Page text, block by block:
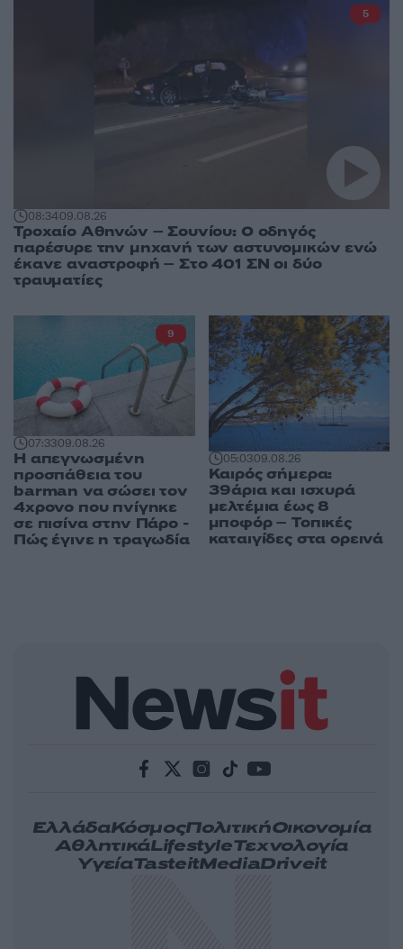
08:3409.08.26
Τροχαίο Αθηνών – Σουνίου: Ο οδηγός
παρέσυρε την μηχανή των αστυνομικών ενώ
έκανε αναστροφή – Στο 401 ΣΝ οι δύο
τραυματίες
5
07:3309.08.26
Η απεγνωσμένη
προσπάθεια του
barman να σώσει τον
4χρονο που πνίγηκε
σε πισίνα στην Πάρο -
Πώς έγινε η τραγωδία
9
05:0309.08.26
Καιρός σήμερα:
39άρια και ισχυρά
μελτέμια έως 8
μποφόρ – Τοπικές
καταιγίδες στα ορεινά
ΕλλάδαΚόσμοςΠολιτικήΟικονομία
ΑθλητικάLifestyleΤεχνολογία
ΥγείαTasteitMediaDriveit